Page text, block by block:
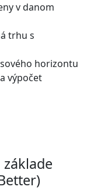
v danom
trhu s
horizontu
výpočet
základe